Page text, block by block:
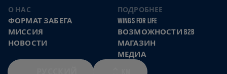
О НАС
ФОРМАТ ЗАБЕГА
МИССИЯ
НОВОСТИ
ПОДРОБНЕЕ
WINGS FOR LIFE
ВОЗМОЖНОСТИ B2B
МАГАЗИН
МЕДИА